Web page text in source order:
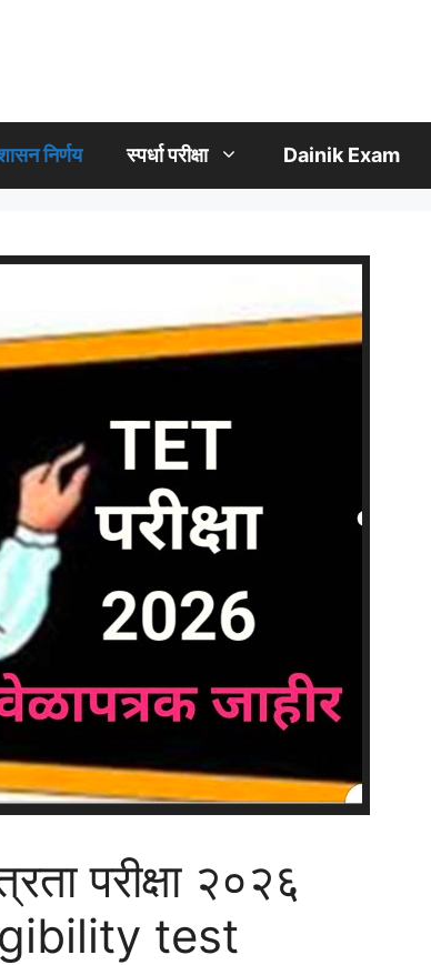
निर्णय स्पर्धा परीक्षा Dainik Exam
परीक्षा २०२६
test